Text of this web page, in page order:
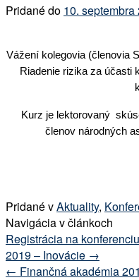
Pridané do 10. septembra
Vážení kolegovia (členovia
Riadenie rizika za účasti
Kurz je lektorovaný
členov národných
Pridané vAktuality,
Navigácia v článkoch
Registrácia na
2019 – Inovácie →
← Finančná akadémia